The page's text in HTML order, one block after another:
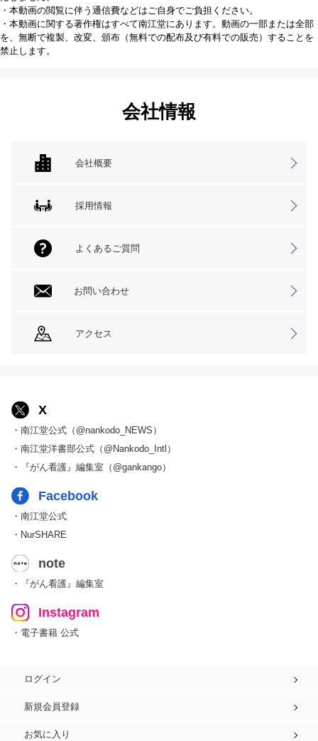
・本動画の閲覧に伴う通信費などはご自身でご負担ください。
・本動画に関する著作権はすべて南江堂にあります。動画の一部または全部
を、無断で複製、改変、頒布（無料での配布及び有料での販売）することを
禁止します。
会社情報
会社概要
採用情報
よくあるご質問
お問い合わせ
アクセス
X
・南江堂公式（@nankodo_NEWS）
・南江堂洋書部公式（@Nankodo_Intl）
・『がん看護』編集室（@gankango）
Facebook
・南江堂公式
・NurSHARE
note
・『がん看護』編集室
Instagram
・電子書籍 公式
ログイン
新規会員登録
お気に入り